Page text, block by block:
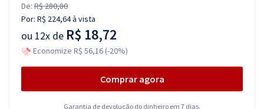
De: R$ 280,80
Por: R$ 224,64à vista
ou 12x de R$ 18,72
Economize R$ 56,16 (-20%)
Comprar agora
Garantia de devolução do dinheiro em 7 dias.